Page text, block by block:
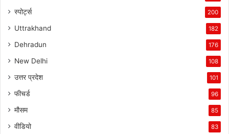
स्पोर्ट्स 200
Uttrakhand 182
Dehradun 176
New Delhi 108
उत्तर प्रदेश 101
फीचर्ड 96
मौसम 85
वीडियो 83